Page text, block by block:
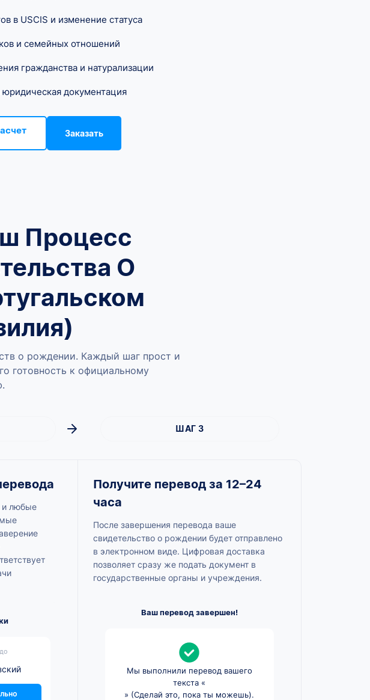
в USCIS и изменение статуса
и семейных отношений
гражданства и натурализации
документация
Заказать
Процесс
О
о рождении. Каждый шаг прост и
готовность к официальному
ШАГ 3
и любые
до
Получите перевод за 12–24
часа
После завершения перевода ваше
свидетельство о рождении будет отправлено
в электронном виде. Цифровая доставка
позволяет сразу же подать документ в
государственные органы и учреждения.
Ваш перевод завершен!
Мы выполнили перевод вашего
текста «
» (Сделай это, пока ты можешь).